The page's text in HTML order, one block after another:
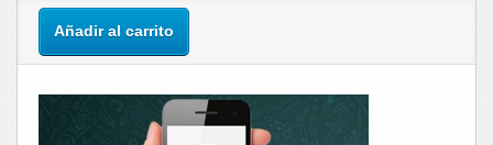
Añadir al carrito